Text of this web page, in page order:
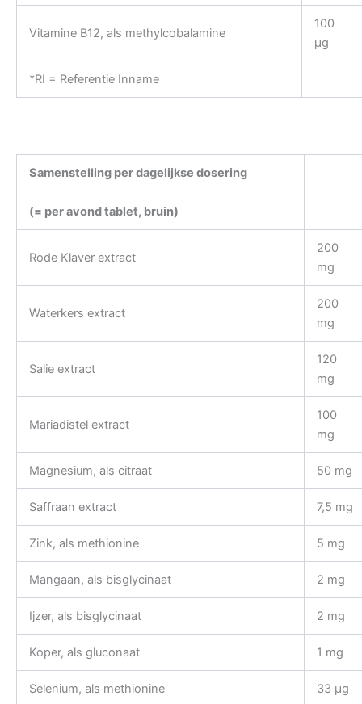
Vitamine B12, als methylcobalamine
100
µg
*RI = Referentie Inname
Samenstelling per dagelijkse dosering
(= per avond tablet, bruin)
Rode Klaver extract
200
mg
Waterkers extract
200
mg
Salie extract
120
mg
Mariadistel extract
100
mg
Magnesium, als citraat 50 mg
Saffraan extract 7,5 mg
Zink, als methionine 5 mg
Mangaan, als bisglycinaat 2 mg
Ijzer, als bisglycinaat 2 mg
Koper, als gluconaat 1 mg
Selenium, als methionine 33 µg